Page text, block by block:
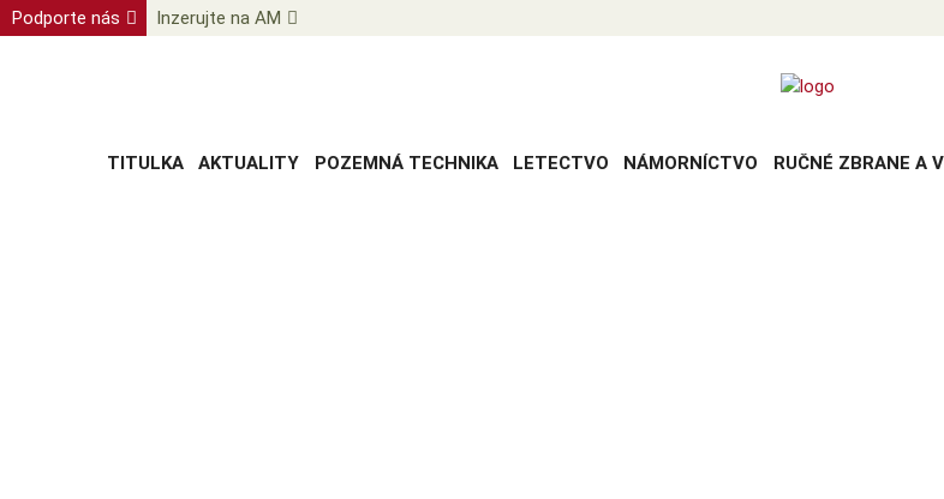
Podporte nás Inzerujte na AM
TITULKA AKTUALITY POZEMNÁ TECHNIKA LETECTVO NÁMORNÍCTVO RUČNÉ ZBRANE A